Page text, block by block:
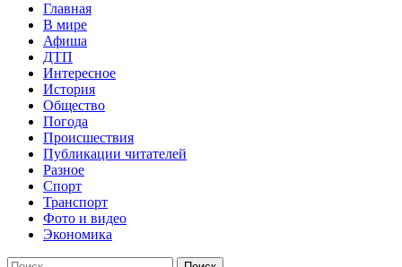
Главная
В мире
Афиша
ДТП
Интересное
История
Общество
Погода
Происшествия
Публикации читателей
Разное
Спорт
Транспорт
Фото и видео
Экономика